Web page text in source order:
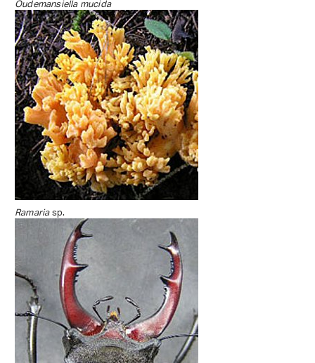
Oudemansiella mucida
Ramariasp.